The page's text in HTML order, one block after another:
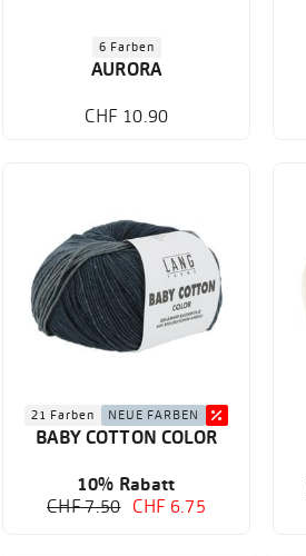
6 Farben
AURORA
CHF 10.90
21 Farben NEUE FARBEN
BABY COTTON COLOR
10% Rabatt
CHF 7.50 CHF 6.75